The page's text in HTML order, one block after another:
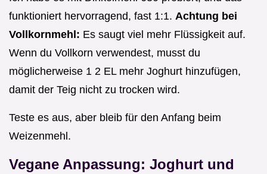
funktioniert hervorragend, fast 1:1. Achtung bei
Vollkornmehl: Es saugt viel mehr Flüssigkeit auf.
Wenn du Vollkorn verwendest, musst du
möglicherweise 1 2 EL mehr Joghurt hinzufügen,
damit der Teig nicht zu trocken wird.
Teste es aus, aber bleib für den Anfang beim
Weizenmehl.
Vegane Anpassung: Joghurt und